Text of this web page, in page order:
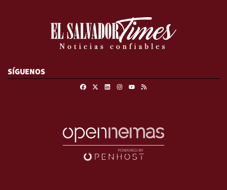
SÍGUENOS
FacebookLinkedinInstagram